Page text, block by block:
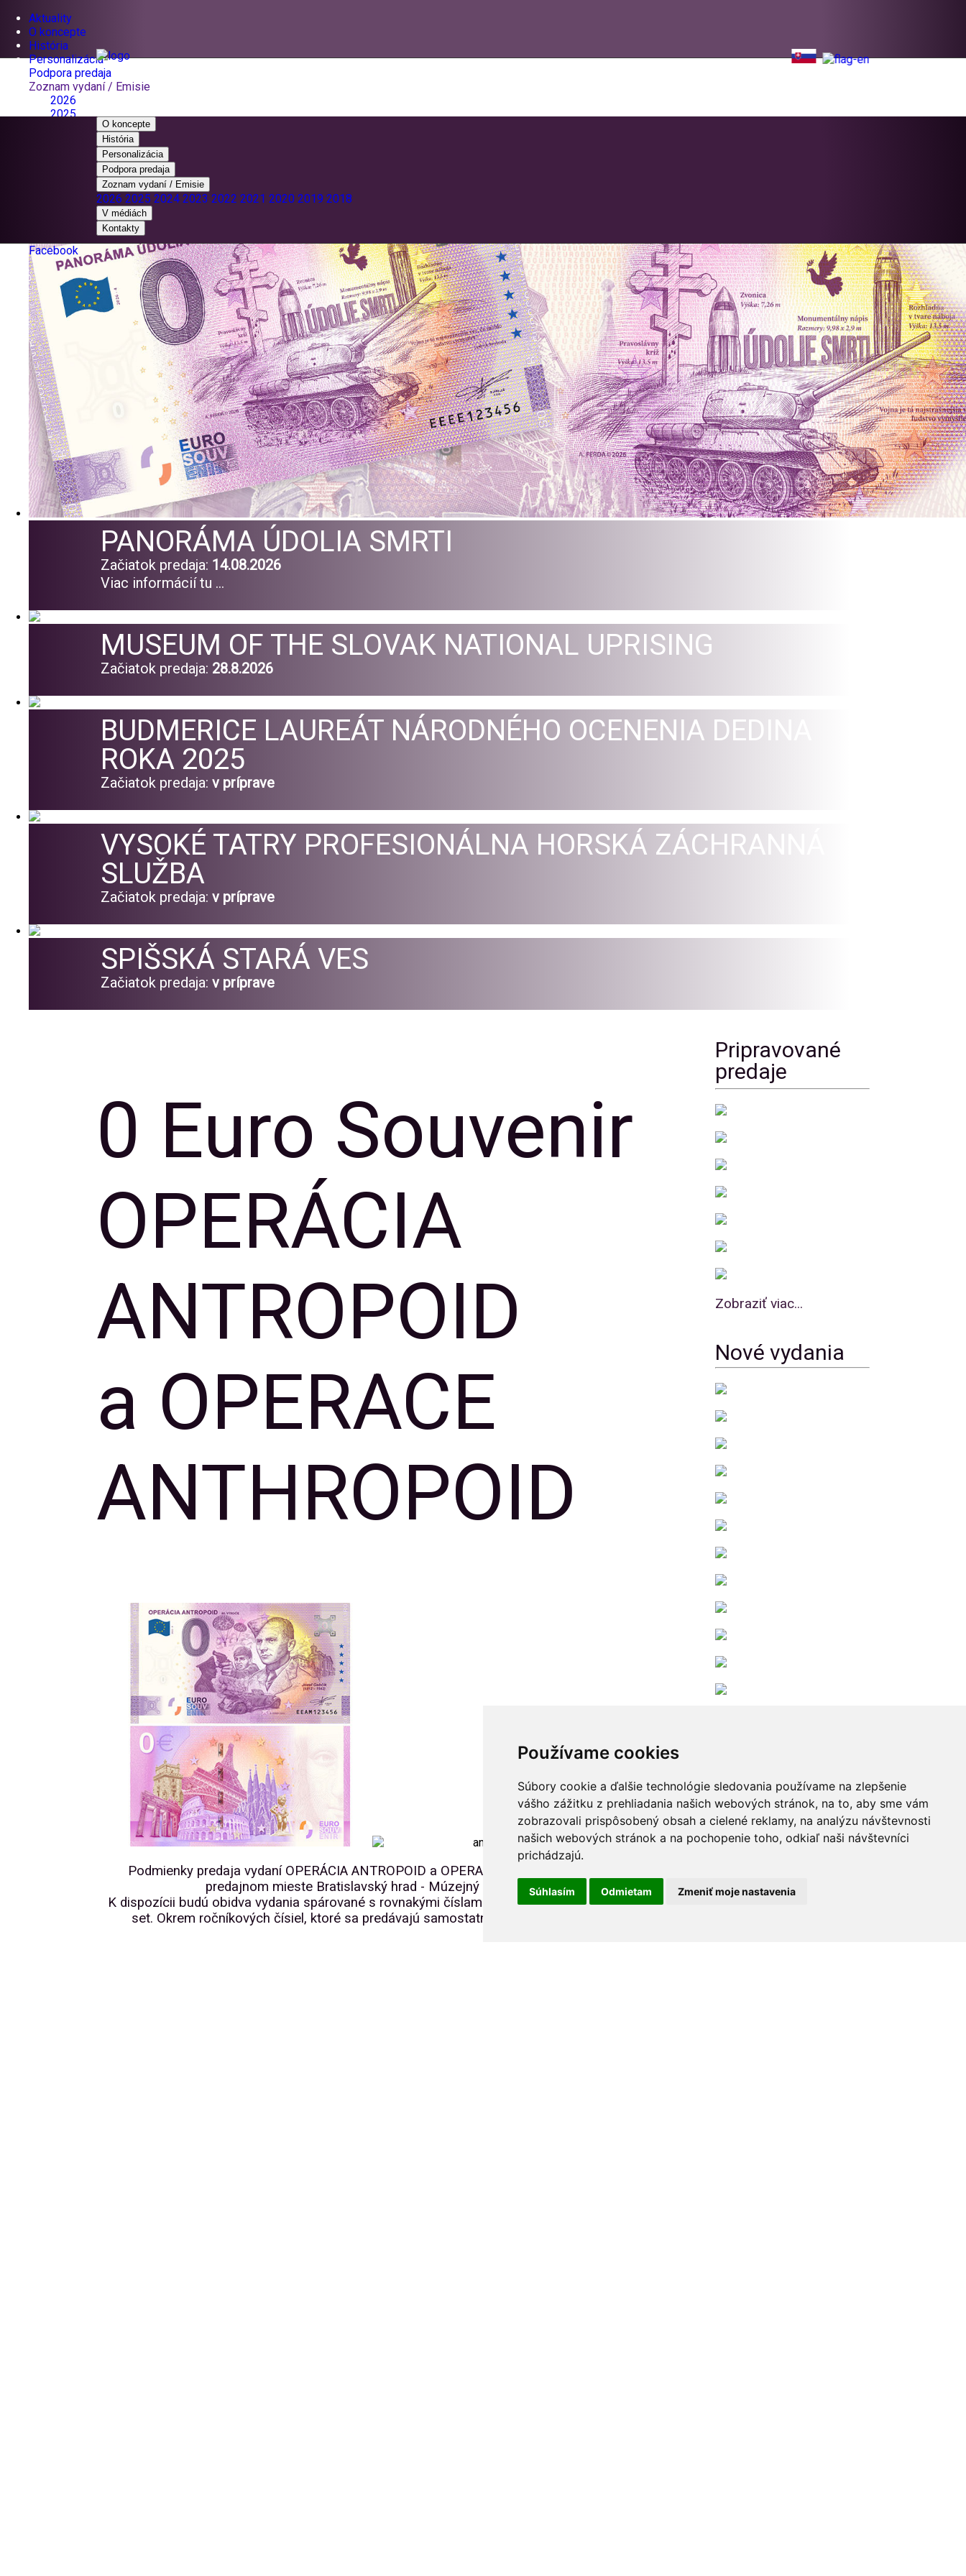
Používame cookies
Súbory cookie a ďalšie technológie sledovania používame na zlepšenie
vášho zážitku z prehliadania našich webových stránok, na to, aby sme vám
zobrazovali prispôsobený obsah a cielené reklamy, na analýzu návštevnosti
našich webových stránok a na pochopenie toho, odkiaľ naši návštevníci
prichádzajú.
Súhlasím Odmietam Zmeniť moje nastavenia
Aktuality
O koncepte
História
Personalizácia
Podpora predaja
Zoznam vydaní / Emisie
2026
2025
Facebook
O koncepte
História
Personalizácia
Podpora predaja
Zoznam vydaní / Emisie
2026 2025 2024 2023 2022 2021 2020 2019 2018
V médiách
Kontakty
PANORÁMA ÚDOLIA SMRTI
Začiatok predaja: 14.08.2026
Viac informácií tu ...
MUSEUM OF THE SLOVAK NATIONAL UPRISING
Začiatok predaja: 28.8.2026
BUDMERICE LAUREÁT NÁRODNÉHO OCENENIA DEDINA
ROKA 2025
Začiatok predaja: v príprave
VYSOKÉ TATRY PROFESIONÁLNA HORSKÁ ZÁCHRANNÁ
SLUŽBA
Začiatok predaja: v príprave
SPIŠSKÁ STARÁ VES
Začiatok predaja: v príprave
Pripravované
predaje
Zobraziť viac...
Nové vydania
0 Euro Souvenir
OPERÁCIA
ANTROPOID
a OPERACE
ANTHROPOID
Podmienky predaja vydaní OPERÁCIA ANTROPOID a OPERACE ANTHROPOID na
predajnom mieste Bratislavský hrad - Múzejný obchod
K dispozícii budú obidva vydania spárované s rovnakými číslami, ktoré sa predávajú ako
set. Okrem ročníkových čísiel, ktoré sa predávajú samostatne na každej lokalite.